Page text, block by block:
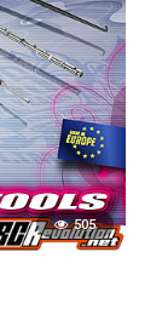
505